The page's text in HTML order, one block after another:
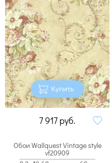
Купить
7 917 руб.
Обои Wallquest Vintage style
vf20909